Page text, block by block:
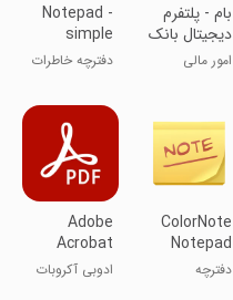
بام - پلتفرم
دیجیتال بانک
ملی ایران
امور مالی
Notepad -
simple
notes
دفترچه خاطرات
ساده
ColorNote
Notepad
Notes
دفترچه
Adobe
Acrobat
Reader:
Edit PDF
ادوبی آکروبات